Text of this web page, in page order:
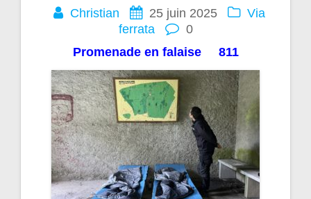
Christian 25 juin 2025
Via
ferrata
0
Promenade en falaise 811
l’article